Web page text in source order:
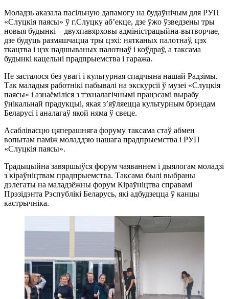
Моладзь аказала пасільную дапамогу на будаўнічым для РУП
«Слуцкія паясы» ў г.Слуцку аб’екце, дзе ўжо ўзведзены тры
новыя будынкі – двухпавярховы адміністрацыйна-вытворчае,
дзе будуць размяшчацца тры цэхі: нятканых палотнаў, цэх
ткацтва і цэх падшываных палотнаў і коўдраў, а таксама
будынкі кацельні прадпрыемства і гаража.
Не засталося без увагі і культурная спадчына нашай Радзімы.
Так маладыя работнікі пабывалі на экскурсіі ў музеі «Слуцкія
паясы» і азнаёміліся з тэхналагічнымі працэсамі вырабу
ўнікальнай прадукцыі, якая з’яўляецца культурным брэндам
Беларусі і аналагаў якой няма ў свеце.
Асаблівасцю цяперашняга форуму таксама стаў абмен
вопытам паміж моладдзю нашага прадпрыемства і РУП
«Слуцкія паясы».
Традыцыйна завяршыўся форум чаяваннем і дыялогам моладзі
з кіраўніцтвам прадпрыемства. Таксама былі выбраны
дэлегаты на маладзёжны форум Кіраўніцтва справамі
Прэзідэнта Рэспублікі Беларусь, які адбудзецца ў канцы
кастрычніка.